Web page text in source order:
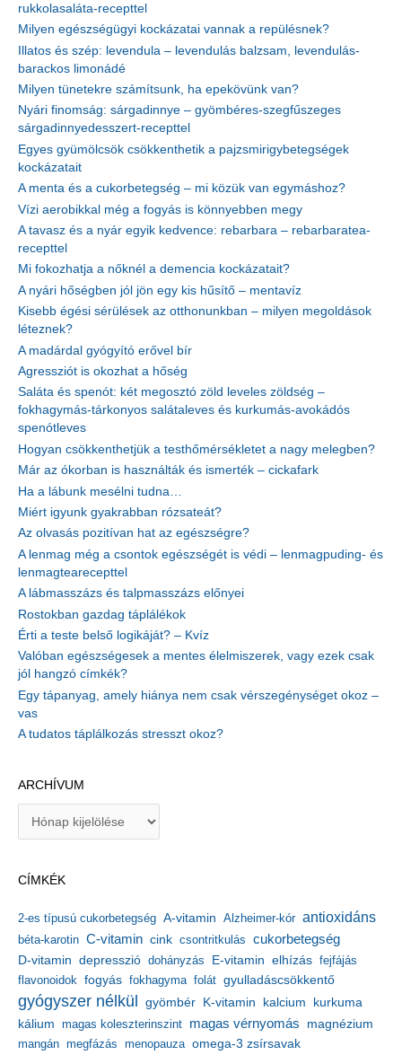
rukkolasaláta-recepttel
Milyen egészségügyi kockázatai vannak a repülésnek?
Illatos és szép: levendula – levendulás balzsam, levendulás-
barackos limonádé
Milyen tünetekre számítsunk, ha epekövünk van?
Nyári finomság: sárgadinnye – gyömbéres-szegfűszeges
sárgadinnyedesszert-recepttel
Egyes gyümölcsök csökkenthetik a pajzsmirigybetegségek
kockázatait
A menta és a cukorbetegség – mi közük van egymáshoz?
Vízi aerobikkal még a fogyás is könnyebben megy
A tavasz és a nyár egyik kedvence: rebarbara – rebarbaratea-
recepttel
Mi fokozhatja a nőknél a demencia kockázatait?
A nyári hőségben jól jön egy kis hűsítő – mentavíz
Kisebb égési sérülések az otthonunkban – milyen megoldások
léteznek?
A madárdal gyógyító erővel bír
Agressziót is okozhat a hőség
Saláta és spenót: két megosztó zöld leveles zöldség –
fokhagymás-tárkonyos salátaleves és kurkumás-avokádós
spenótleves
Hogyan csökkenthetjük a testhőmérsékletet a nagy melegben?
Már az ókorban is használták és ismerték – cickafark
Ha a lábunk mesélni tudna…
Miért igyunk gyakrabban rózsateát?
Az olvasás pozitívan hat az egészségre?
A lenmag még a csontok egészségét is védi – lenmagpuding- és
lenmagtearecepttel
A lábmasszázs és talpmasszázs előnyei
Rostokban gazdag táplálékok
Érti a teste belső logikáját? – Kvíz
Valóban egészségesek a mentes élelmiszerek, vagy ezek csak
jól hangzó címkék?
Egy tápanyag, amely hiánya nem csak vérszegénységet okoz –
vas
A tudatos táplálkozás stresszt okoz?
ARCHÍVUM
í
u
m
CÍMKÉK
2-es típusú cukorbetegség A-vitamin Alzheimer-kór antioxidáns
béta-karotin C-vitamin cink csontritkulás cukorbetegség
D-vitamin depresszió dohányzás E-vitamin elhízás fejfájás
flavonoidok fogyás fokhagyma folát gyulladáscsökkentő
gyógyszer nélkül gyömbér K-vitamin kalcium kurkuma
kálium magas koleszterinszint magas vérnyomás magnézium
mangán megfázás menopauza omega-3 zsírsavak